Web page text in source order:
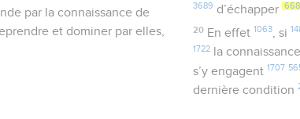
par la connaissance de
et dominer par elles,
3689 d’échapper 668
20 En effet 1063, si
1722 la connaissance
s’y engagent 1707
dernière condition